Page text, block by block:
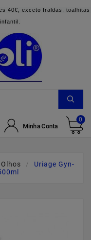
40€, exceto fraldas, toalhitas
Minha Conta
0
Uriage Gyn-